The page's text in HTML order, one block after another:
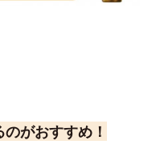
がおすすめ！